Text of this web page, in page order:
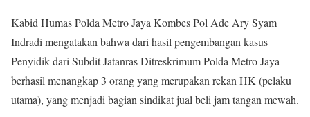
Kabid Humas Polda Metro Jaya Kombes Pol Ade Ary Syam
Indradi mengatakan bahwa dari hasil pengembangan kasus
Penyidik dari Subdit Jatanras Ditreskrimum Polda Metro Jaya
berhasil menangkap 3 orang yang merupakan rekan HK (pelaku
utama), yang menjadi bagian sindikat jual beli jam tangan mewah.